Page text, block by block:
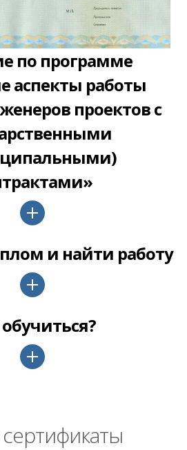
по программе
аспекты работы
проектов с
и найти работу